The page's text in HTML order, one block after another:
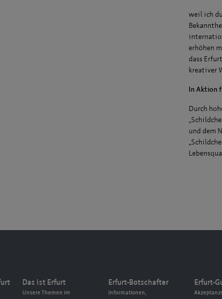
weil ich
erhöhen
dass
kreativer
In Aktion
Durch
und dem
Das ist Erfurt
Unsere Themen im
Erfurt-Botschafter
Informationen,
Erfurt-